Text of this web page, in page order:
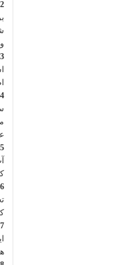
2) روزانه حداقل ۳۰ دقیقه ورزش هوازی داشته باشید.
3) یاد بگیرید استرستان را کنترل کنید.
4) سیگار نکشید.
5) برای حفظ سلامت و آب بدن، آب ساده بنوشید.
6) ویتامین مصرف کنید.
7) بخندید.